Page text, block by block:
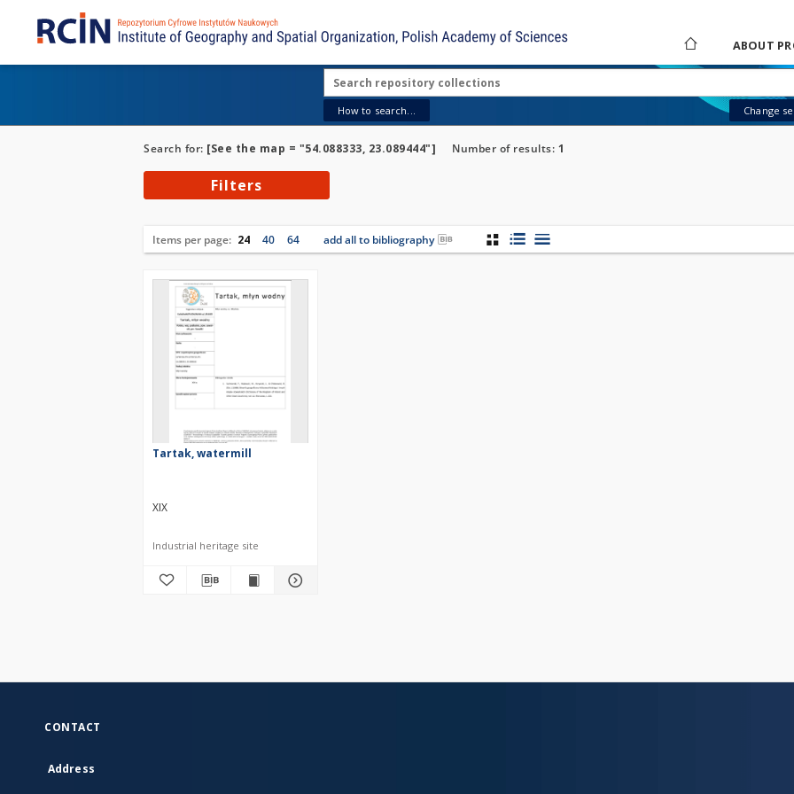
ABOUT
How to search... Change
Search for: [See the map = "54.088333, 23.089444"] Number of results: 1
Filters
Items per page: 24 40 64 add all to bibliography
Tartak, watermill
XIX
Industrial heritage site
CONTACT
Address